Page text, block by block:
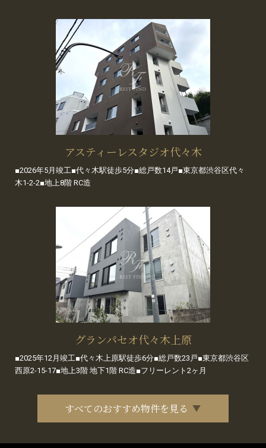
アスティーレスタジオ代々木
■2026年5月竣工■代々木駅徒歩5分■総戸数14戸■東京都渋谷区代々
木1-2-2■地上8階 RC造
グランパセオ代々木上原
■2025年12月竣工■代々木上原駅徒歩6分■総戸数23戸■東京都渋谷区
西原2-15-17■地上3階 地下1階 RC造■フリーレント2ヶ月
すべてのおすすめ物件を見る